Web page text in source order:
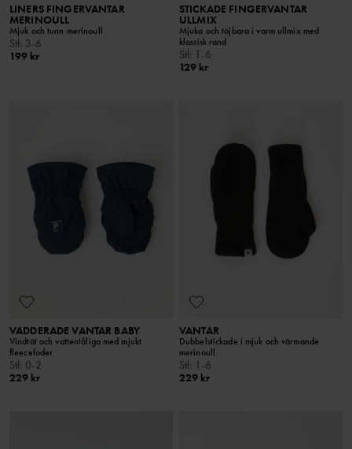
LINERS FINGERVANTAR
MERINOULL
Mjuk och tunn merinoull
Stl: 3-6
199 kr
STICKADE FINGERVANTAR
ULLMIX
Mjuka och töjbara i varm ullmix med
klassisk rand
Stl: 1-6
129 kr
VADDERADE VANTAR BABY
Vindtät och vattentåliga med mjukt
fleecefoder
Stl: 0-2
229 kr
VANTAR
Dubbelstickade i mjuk och värmande
merinoull
Stl: 1-6
229 kr